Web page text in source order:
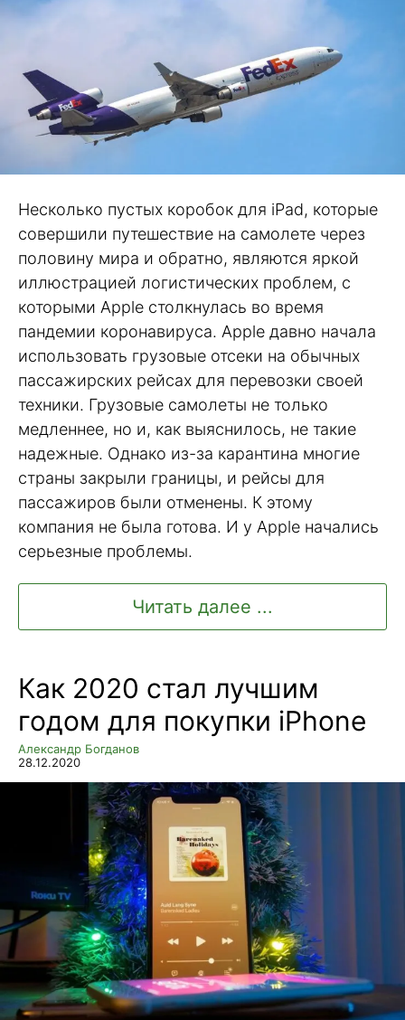
Несколько пустых коробок для iPad, которые
совершили путешествие на самолете через
половину мира и обратно, являются яркой
иллюстрацией логистических проблем, с
которыми Apple столкнулась во время
пандемии коронавируса. Apple давно начала
использовать грузовые отсеки на обычных
пассажирских рейсах для перевозки своей
техники. Грузовые самолеты не только
медленнее, но и, как выяснилось, не такие
надежные. Однако из-за карантина многие
страны закрыли границы, и рейсы для
пассажиров были отменены. К этому
компания не была готова. И у Apple начались
серьезные проблемы.
Читать далее ...
Как 2020 стал лучшим
годом для покупки iPhone
Александр Богданов
28.12.2020